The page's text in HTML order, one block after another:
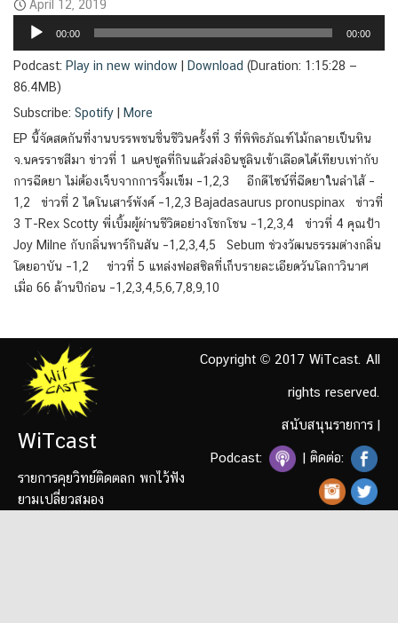
April 12, 2019
Audio
00:00 00:00
Podcast: Play in new window Download (Duration: 1:15:28 —
86.4MB)
Subscribe: Spotify
More
EP นี้จัดสดกันที่งานบรรพชนชื่นชีวินครั้งที่ 3 ที่พิพิธภัณฑ์ไม้กลายเป็นหิน
จ.นครราชสีมา ข่าวที่ 1 แคปซูลที่กินแล้วส่งอินซูลินเข้าเลือดได้เทียบเท่ากับ
การฉีดยา ไม่ต้องเจ็บจากการจิ้มเข็ม –1,2,3 อีกดีไซน์ที่ฉีดยาในลำไส้ –
1,2 ข่าวที่ 2 ไดโนเสาร์พังค์ –1,2,3 Bajadasaurus pronuspinax ข่าวที่
3 T-Rex Scotty พี่เบิ้มผู้ผ่านชีวิตอย่างโชกโชน –1,2,3,4 ข่าวที่ 4 คุณป้า
Joy Milne กับกลิ่นพาร์กินสัน –1,2,3,4,5 Sebum ช่วงวัฒนธรรมต่างกลิ่น
โดยอาบัน –1,2 ข่าวที่ 5 แหล่งฟอสซิลที่เก็บรายละเอียดวันโลกาวินาศ
เมื่อ 66 ล้านปีก่อน –1,2,3,4,5,6,7,8,9,10
WiTcast
รายการคุยวิทย์ติดตลก พกไว้ฟัง
ยามเปลี่ยวสมอง
Copyright © 2017 WiTcast. All
rights reserved.
สนับสนุนรายการ |
Podcast: | ติดต่อ: